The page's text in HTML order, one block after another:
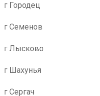
г Городец
г Семенов
г Лысково
г Шахунья
г Сергач